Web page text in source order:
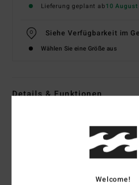
Lieferung geplant ab10 August
Siehe Verfügbarkeit im
Wählen Sie eine Größe aus
Details & Funktionen
Farbcodeczs0
Strukturierte Baumwoll-Viskose-
Welcome!